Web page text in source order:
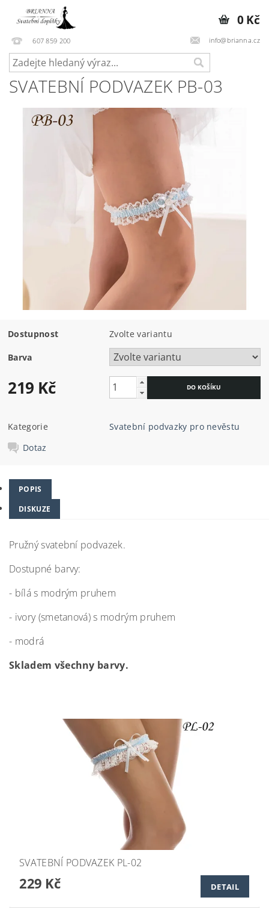
607 859 200 info@brianna.cz
0 Kč
SVATEBNÍ PODVAZEK PB-03
Dostupnost Zvolte variantu
Barva
219 Kč
Kategorie
Svatební podvazky pro nevěstu
Dotaz
POPIS
DISKUZE
Pružný svatební podvazek.
Dostupné barvy:
- bílá s modrým pruhem
- ivory (smetanová) s modrým pruhem
- modrá
Skladem všechny barvy.
SVATEBNÍ PODVAZEK PL-02
229 Kč DETAIL